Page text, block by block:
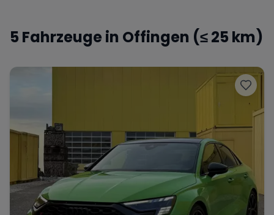
McLaren Ford Jaguar
Wann
Zeitraum wählen
5 Fahrzeuge in Offingen (≤ 25 km)